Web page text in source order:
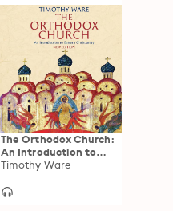
The Orthodox Church:
An Introduction to
Eastern Christianity
Timothy Ware